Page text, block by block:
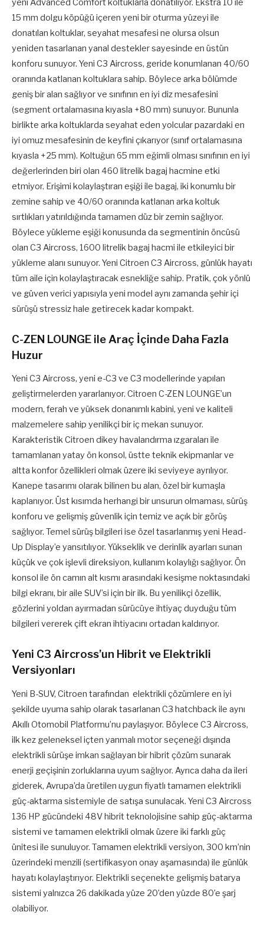
15 mm dolgu köpüğü içeren yeni bir oturma yüzeyi ile
donatılan koltuklar, seyahat mesafesi ne olursa olsun
yeniden tasarlanan yanal destekler sayesinde en üstün
konforu sunuyor. Yeni C3 Aircross, geride konumlanan 40/60
oranında katlanan koltuklara sahip. Böylece arka bölümde
geniş bir alan sağlıyor ve sınıfının en iyi diz mesafesini
(segment ortalamasına kıyasla +80 mm) sunuyor. Bununla
birlikte arka koltuklarda seyahat eden yolcular pazardaki en
iyi omuz mesafesinin de keyfini çıkarıyor (sınıf ortalamasına
kıyasla +25 mm). Koltuğun 65 mm eğimli olması sınıfının en iyi
değerlerinden biri olan 460 litrelik bagaj hacmine etki
etmiyor. Erişimi kolaylaştıran eşiği ile bagaj, iki konumlu bir
zemine sahip ve 40/60 oranında katlanan arka koltuk
sırtlıkları yatırıldığında tamamen düz bir zemin sağlıyor.
Böylece yükleme eşiği konusunda da segmentinin öncüsü
olan C3 Aircross, 1600 litrelik bagaj hacmi ile etkileyici bir
yükleme alanı sunuyor. Yeni Citroen C3 Aircross, günlük hayatı
tüm aile için kolaylaştıracak esnekliğe sahip. Pratik, çok yönlü
ve güven verici yapısıyla yeni model aynı zamanda şehir içi
sürüşü stressiz hale getirecek kadar kompakt.
C-ZEN LOUNGE ile Araç İçinde Daha Fazla
Huzur
Yeni C3 Aircross, yeni e-C3 ve C3 modellerinde yapılan
geliştirmelerden yararlanıyor. Citroen C-ZEN LOUNGE’un
modern, ferah ve yüksek donanımlı kabini, yeni ve kaliteli
malzemelere sahip yenilikçi bir iç mekan sunuyor.
Karakteristik Citroen dikey havalandırma ızgaraları ile
tamamlanan yatay ön konsol, üstte teknik ekipmanlar ve
altta konfor özellikleri olmak üzere iki seviyeye ayrılıyor.
Kanepe tasarımı olarak bilinen bu alan, özel bir kumaşla
kaplanıyor. Üst kısımda herhangi bir unsurun olmaması, sürüş
konforu ve gelişmiş güvenlik için temiz ve açık bir görüş
sağlıyor. Temel sürüş bilgileri ise özel tasarlanmış yeni Head-
Up Display’e yansıtılıyor. Yükseklik ve derinlik ayarları sunan
küçük ve çok işlevli direksiyon, kullanım kolaylığı sağlıyor. Ön
konsol ile ön camın alt kısmı arasındaki kesişme noktasındaki
bilgi ekranı, bir aile SUV’si için bir ilk. Bu yenilikçi özellik,
gözlerini yoldan ayırmadan sürücüye ihtiyaç duyduğu tüm
bilgileri vererek çift ekran ihtiyacını ortadan kaldırıyor.
Yeni C3 Aircross’un Hibrit ve Elektrikli
Versiyonları
Yeni B-SUV, Citroen tarafından elektrikli çözümlere en iyi
şekilde uyuma sahip olarak tasarlanan C3 hatchback ile aynı
Akıllı Otomobil Platformu’nu paylaşıyor. Böylece C3 Aircross,
ilk kez geleneksel içten yanmalı motor seçeneği dışında
elektrikli sürüşe imkan sağlayan bir hibrit çözüm sunarak
enerji geçişinin zorluklarına uyum sağlıyor. Ayrıca daha da ileri
giderek, Avrupa’da üretilen uygun fiyatlı tamamen elektrikli
güç-aktarma sistemiyle de satışa sunulacak. Yeni C3 Aircross
136 HP gücündeki 48V hibrit teknolojisine sahip güç-aktarma
sistemi ve tamamen elektrikli olmak üzere iki farklı güç
ünitesi ile sunuluyor. Tamamen elektrikli versiyon, 300 km’nin
üzerindeki menzili (sertifikasyon onay aşamasında) ile günlük
hayatı kolaylaştırıyor. Elektrikli seçenekte gelişmiş batarya
sistemi yalnızca 26 dakikada yüze 20’den yüzde 80’e şarj
olabiliyor.